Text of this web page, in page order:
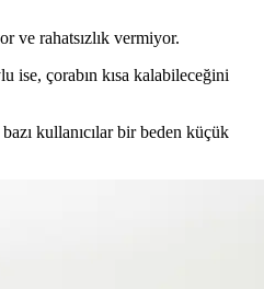
ve rahatsızlık vermiyor.
ise, çorabın kısa kalabileceğini
kullanıcılar bir beden küçük